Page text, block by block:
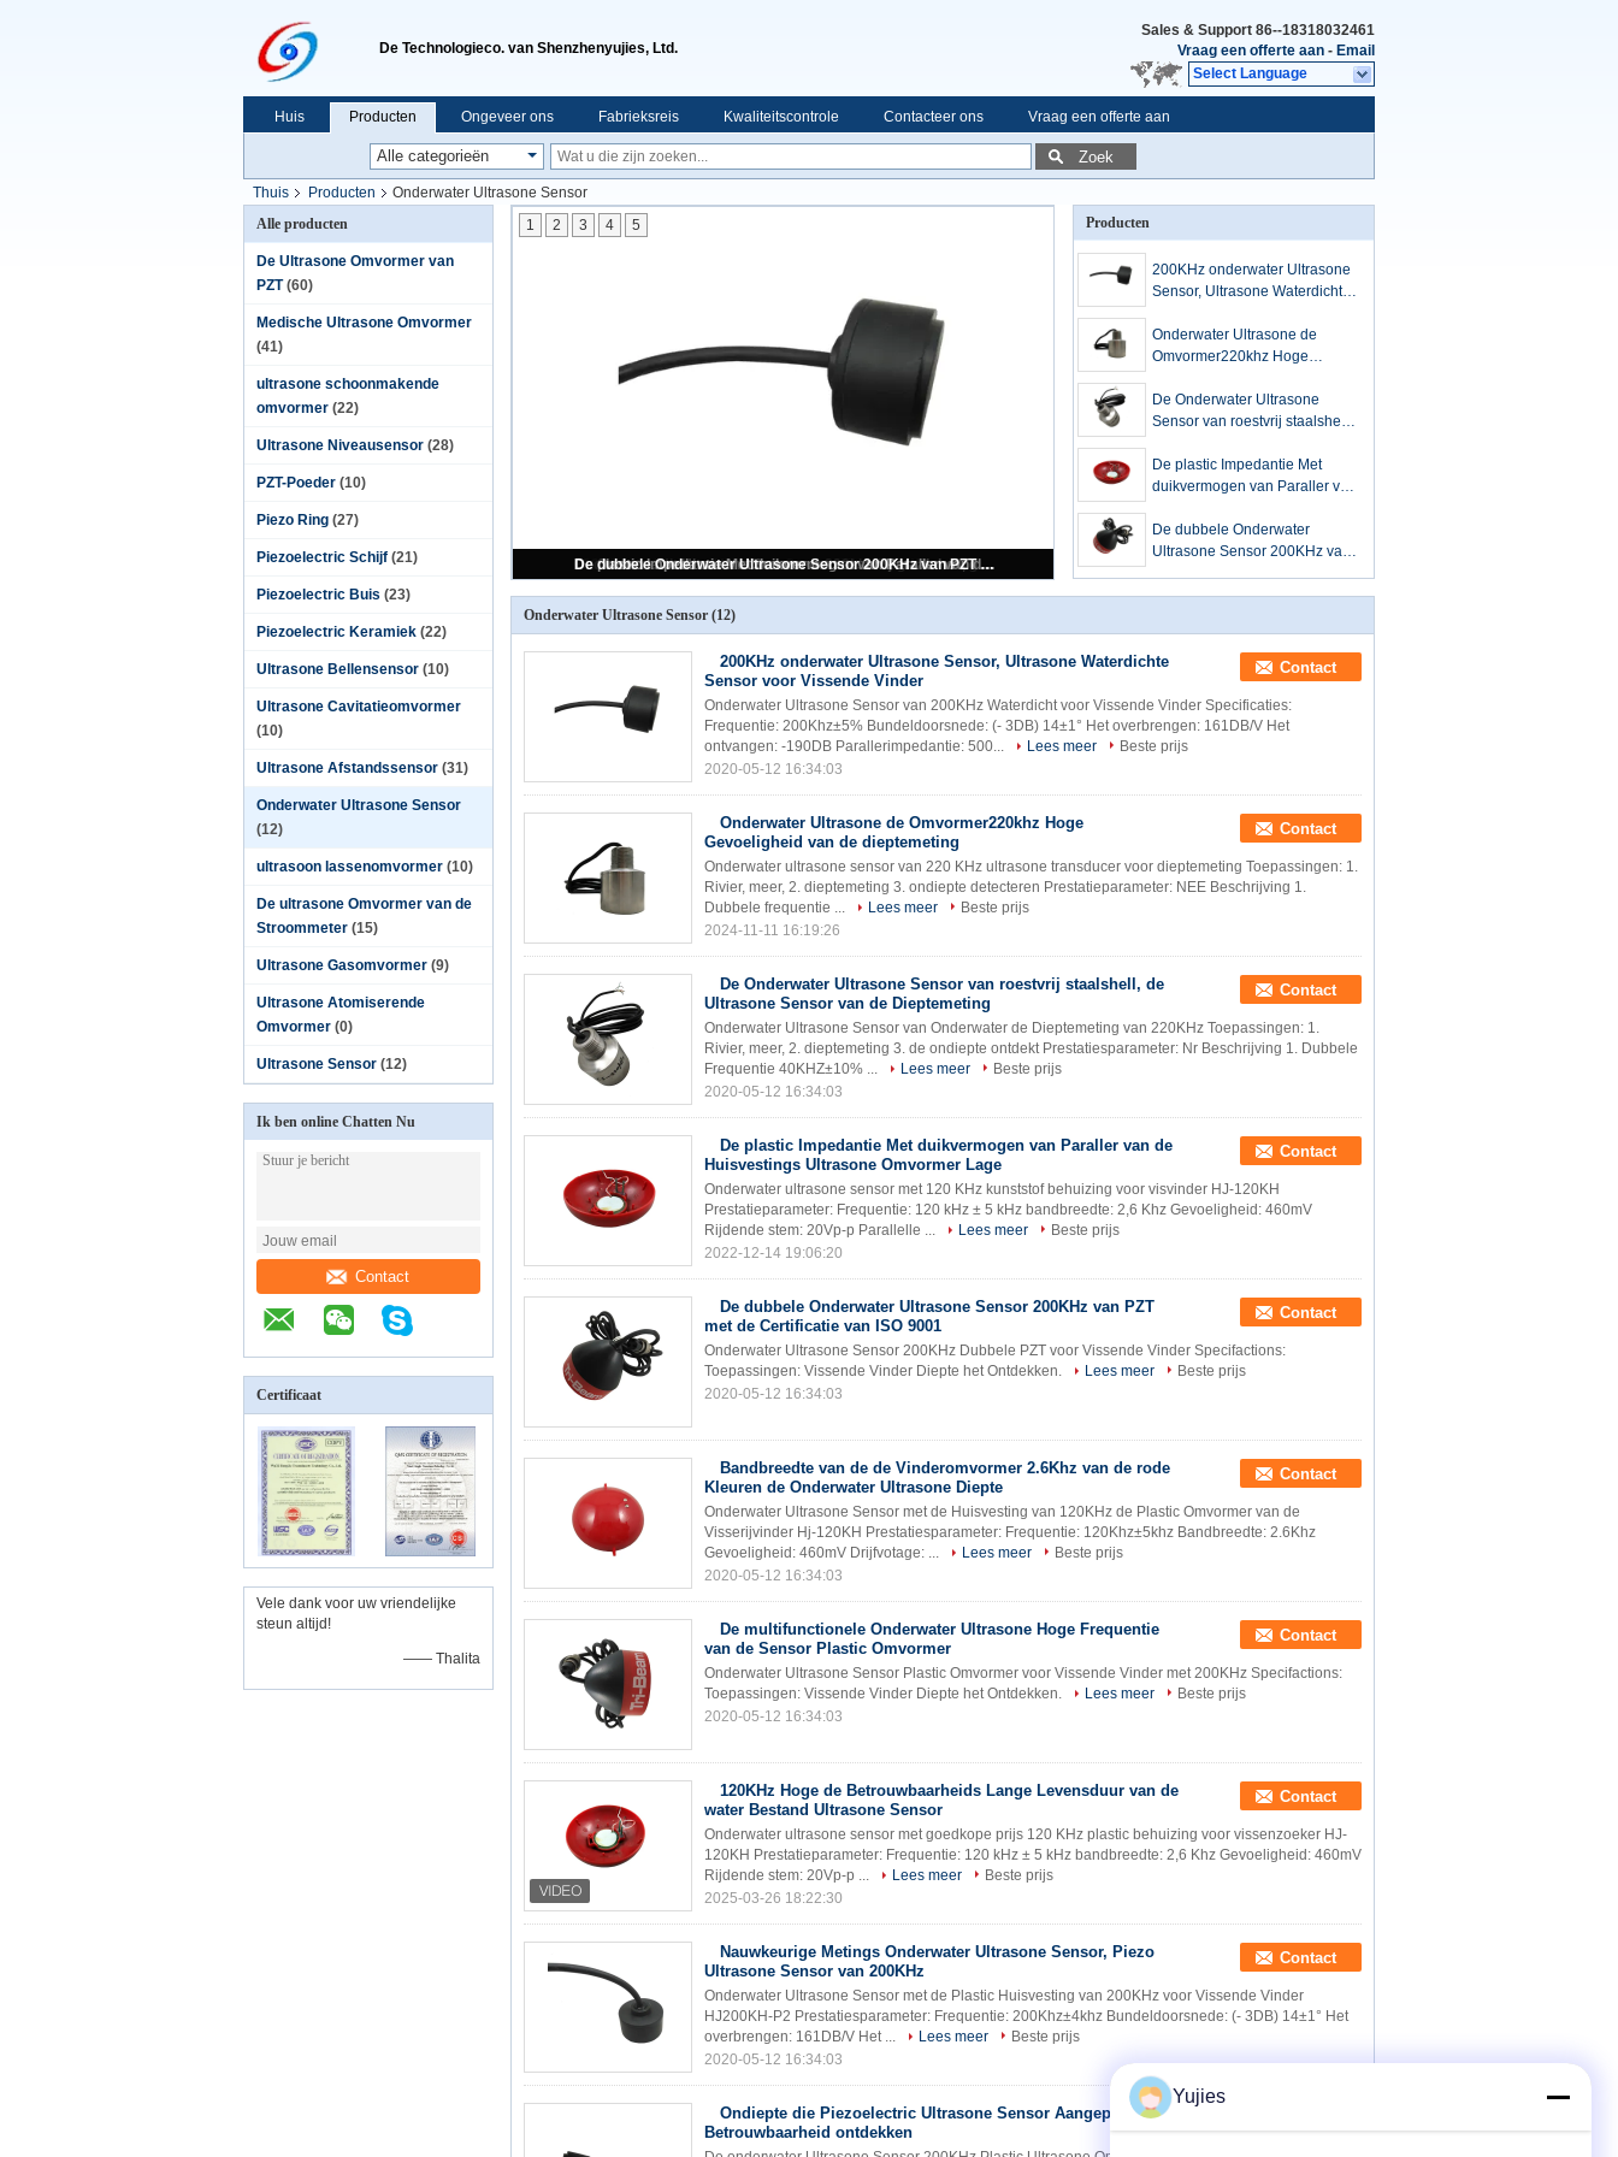
De Technologieco. van Shenzhenyujies, Ltd.
Sales & Support 86--18318032461
Vraag een offerte aan - Email
Select Language
Huis Producten Ongeveer ons Fabrieksreis Kwaliteitscontrole Contacteer ons Vraag een offerte aan
Zoek
Thuis Producten
Onderwater Ultrasone Sensor
Alle producten
De Ultrasone Omvormer van
PZT (60)
Medische Ultrasone Omvormer
(41)
ultrasone schoonmakende
omvormer (22)
Ultrasone Niveausensor (28)
PZT-Poeder (10)
Piezo Ring (27)
Piezoelectric Schijf (21)
Piezoelectric Buis (23)
Piezoelectric Keramiek (22)
Ultrasone Bellensensor (10)
Ultrasone Cavitatieomvormer
(10)
Ultrasone Afstandssensor (31)
Onderwater Ultrasone Sensor
(12)
ultrasoon lassenomvormer (10)
De ultrasone Omvormer van de
Stroommeter (15)
Ultrasone Gasomvormer (9)
Ultrasone Atomiserende
Omvormer (0)
Ultrasone Sensor (12)
Ik ben online Chatten Nu
Contact
Certificaat
Vele dank voor uw vriendelijke
steun altijd!
—— Thalita
200KHz onderwater Ultrasone Sensor, Ultrasone Waterdichte Sensor voor Vissende Vinder
1 2 3 4 5 Producten
200KHz onderwater Ultrasone
Sensor, Ultrasone Waterdichte
Onderwater Ultrasone de
Omvormer220khz Hoge
dieptemeting
De Onderwater Ultrasone
Sensor van roestvrij staalshell,
Dieptemeting
De plastic Impedantie Met
duikvermogen van Paraller van
Omvormer Lage
De dubbele Onderwater
Ultrasone Sensor 200KHz van
9001
Onderwater Ultrasone Sensor (12)
200KHz onderwater Ultrasone Sensor, Ultrasone Waterdichte
Sensor voor Vissende Vinder
Contact
Onderwater Ultrasone Sensor van 200KHz Waterdicht voor Vissende Vinder Specificaties:
Frequentie: 200Khz±5% Bundeldoorsnede: (- 3DB) 14±1° Het overbrengen: 161DB/V Het
ontvangen: -190DB Parallerimpedantie: 500...
Lees meer
Beste prijs
2020-05-12 16:34:03
Onderwater Ultrasone de Omvormer220khz Hoge
Gevoeligheid van de dieptemeting
Contact
Onderwater ultrasone sensor van 220 KHz ultrasone transducer voor dieptemeting Toepassingen: 1.
Rivier, meer, 2. dieptemeting 3. ondiepte detecteren Prestatieparameter: NEE Beschrijving 1.
Dubbele frequentie ...
Lees meer
Beste prijs
2024-11-11 16:19:26
De Onderwater Ultrasone Sensor van roestvrij staalshell, de
Ultrasone Sensor van de Dieptemeting
Contact
Onderwater Ultrasone Sensor van Onderwater de Dieptemeting van 220KHz Toepassingen: 1.
Rivier, meer, 2. dieptemeting 3. de ondiepte ontdekt Prestatiesparameter: Nr Beschrijving 1. Dubbele
Frequentie 40KHZ±10% ...
Lees meer
Beste prijs
2020-05-12 16:34:03
De plastic Impedantie Met duikvermogen van Paraller van de
Huisvestings Ultrasone Omvormer Lage
Contact
Onderwater ultrasone sensor met 120 KHz kunststof behuizing voor visvinder HJ-120KH
Prestatieparameter: Frequentie: 120 kHz ± 5 kHz bandbreedte: 2,6 Khz Gevoeligheid: 460mV
Rijdende stem: 20Vp-p Parallelle ...
Lees meer
Beste prijs
2022-12-14 19:06:20
De dubbele Onderwater Ultrasone Sensor 200KHz van PZT
met de Certificatie van ISO 9001
Contact
Onderwater Ultrasone Sensor 200KHz Dubbele PZT voor Vissende Vinder Specifactions:
Toepassingen: Vissende Vinder Diepte het Ontdekken.
Lees meer
Beste prijs
2020-05-12 16:34:03
Bandbreedte van de de Vinderomvormer 2.6Khz van de rode
Kleuren de Onderwater Ultrasone Diepte
Contact
Onderwater Ultrasone Sensor met de Huisvesting van 120KHz de Plastic Omvormer van de
Visserijvinder Hj-120KH Prestatiesparameter: Frequentie: 120Khz±5khz Bandbreedte: 2.6Khz
Gevoeligheid: 460mV Drijfvotage: ...
Lees meer
Beste prijs
2020-05-12 16:34:03
De multifunctionele Onderwater Ultrasone Hoge Frequentie
van de Sensor Plastic Omvormer
Contact
Onderwater Ultrasone Sensor Plastic Omvormer voor Vissende Vinder met 200KHz Specifactions:
Toepassingen: Vissende Vinder Diepte het Ontdekken.
Lees meer
Beste prijs
2020-05-12 16:34:03
120KHz Hoge de Betrouwbaarheids Lange Levensduur van de
water Bestand Ultrasone Sensor
Contact
Onderwater ultrasone sensor met goedkope prijs 120 KHz plastic behuizing voor vissenzoeker HJ-
120KH Prestatieparameter: Frequentie: 120 kHz ± 5 kHz bandbreedte: 2,6 Khz Gevoeligheid: 460mV
Rijdende stem: 20Vp-p ...
Lees meer
Beste prijs
2025-03-26 18:22:30
Nauwkeurige Metings Onderwater Ultrasone Sensor, Piezo
Ultrasone Sensor van 200KHz
Contact
Onderwater Ultrasone Sensor met de Plastic Huisvesting van 200KHz voor Vissende Vinder
HJ200KH-P2 Prestatiesparameter: Frequentie: 200Khz±4khz Bundeldoorsnede: (- 3DB) 14±1° Het
overbrengen: 161DB/V Het ...
Lees meer
Beste prijs
2020-05-12 16:34:03
Ondiepte die Piezoelectric Ultrasone Sensor Aangepaste Hoge
Betrouwbaarheid ontdekken
Yujies